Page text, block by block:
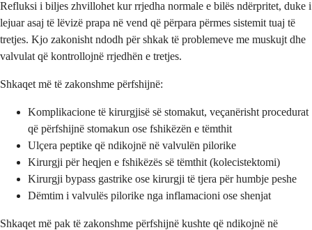
Refluksi i biljes zhvillohet kur rrjedha normale e bilës ndërpritet, duke i
lejuar asaj të lëvizë prapa në vend që përpara përmes sistemit tuaj të
tretjes. Kjo zakonisht ndodh për shkak të problemeve me muskujt dhe
valvulat që kontrollojnë rrjedhën e tretjes.
Shkaqet më të zakonshme përfshijnë:
Komplikacione të kirurgjisë së stomakut, veçanërisht procedurat
që përfshijnë stomakun ose fshikëzën e tëmthit
Ulçera peptike që ndikojnë në valvulën pilorike
Kirurgji për heqjen e fshikëzës së tëmthit (kolecistektomi)
Kirurgji bypass gastrike ose kirurgji të tjera për humbje peshe
Dëmtim i valvulës pilorike nga inflamacioni ose shenjat
Shkaqet më pak të zakonshme përfshijnë kushte që ndikojnë në